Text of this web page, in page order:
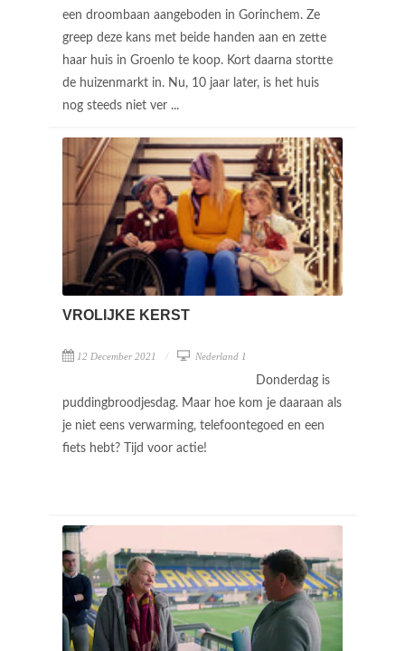
een droombaan aangeboden in Gorinchem. Ze
greep deze kans met beide handen aan en zette
haar huis in Groenlo te koop. Kort daarna stortte
de huizenmarkt in. Nu, 10 jaar later, is het huis
nog steeds niet ver ...
VROLIJKE KERST
12 December 2021 Nederland 1
Donderdag is
puddingbroodjesdag. Maar hoe kom je daaraan als
je niet eens verwarming, telefoontegoed en een
fiets hebt? Tijd voor actie!